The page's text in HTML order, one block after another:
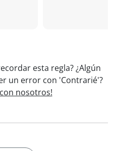
esta regla? ¿Algún
un error con 'Contrarié'?
nosotros!